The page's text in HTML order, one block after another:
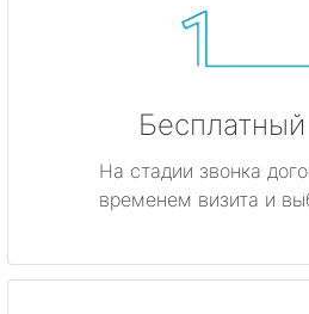
На стадии звонка
временем визита и